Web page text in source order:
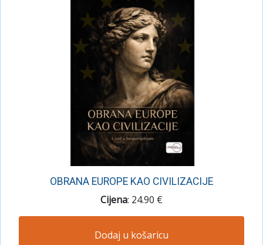
OBRANA EUROPE KAO CIVILIZACIJE
Cijena: 24.90 €
Dodaj u košaricu